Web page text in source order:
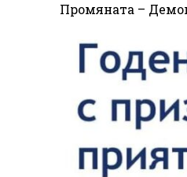
Промяната –